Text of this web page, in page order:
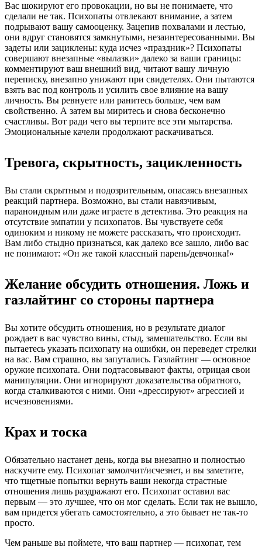
Вас шокируют его провокации, но вы не понимаете, что
сделали не так. Психопаты отвлекают внимание, а затем
подрывают вашу самооценку. Зацепив похвалами и лестью,
они вдруг становятся замкнутыми, незаинтересованными. Вы
задеты или зациклены: куда исчез «праздник»? Психопаты
совершают внезапные «вылазки» далеко за ваши границы:
комментируют ваш внешний вид, читают вашу личную
переписку, внезапно унижают при свидетелях. Они пытаются
взять вас под контроль и усилить свое влияние на вашу
личность. Вы ревнуете или ранитесь больше, чем вам
свойственно. А затем вы миритесь и снова бесконечно
счастливы. Вот ради чего вы терпите все эти мытарства.
Эмоциональные качели продолжают раскачиваться.
Тревога, скрытность, зацикленность
Вы стали скрытным и подозрительным, опасаясь внезапных
реакций партнера. Возможно, вы стали навязчивым,
параноидным или даже играете в детектива. Это реакция на
отсутствие эмпатии у психопатов. Вы чувствуете себя
одиноким и никому не можете рассказать, что происходит.
Вам либо стыдно признаться, как далеко все зашло, либо вас
не понимают: «Он же такой классный парень/девчонка!»
Желание обсудить отношения. Ложь и
газлайтинг со стороны партнера
Вы хотите обсудить отношения, но в результате диалог
рождает в вас чувство вины, стыд, замешательство. Если вы
пытаетесь указать психопату на ошибки, он переведет стрелки
на вас. Вам страшно, вы запутались. Газлайтинг — основное
оружие психопата. Они подтасовывают факты, отрицая свои
манипуляции. Они игнорируют доказательства обратного,
когда сталкиваются с ними. Они «дрессируют» агрессией и
исчезновениями.
Крах и тоска
Обязательно настанет день, когда вы внезапно и полностью
наскучите ему. Психопат замолчит/исчезнет, и вы заметите,
что тщетные попытки вернуть ваши некогда страстные
отношения лишь раздражают его. Психопат оставил вас
первым — это лучшее, что он мог сделать. Если так не вышло,
вам придется убегать самостоятельно, а это бывает не так-то
просто.
Чем раньше вы поймете, что ваш партнер — психопат, тем